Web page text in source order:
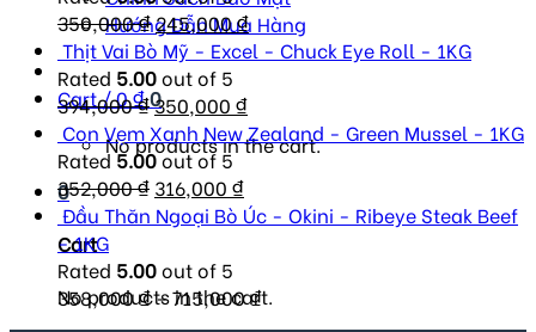
Hướng Dẫn Mua Hàng
Cart /0₫0
No products in the cart.
0
Cart
No products in the cart.
350,000₫Original
price
was:
350,000 ₫.
245,000₫Current
price
Thịt Vai Bò Mỹ - Excel - Chuck Eye Roll - 1KG
Rated 5.00out of 5
394,000₫Original
price
was:
394,000 ₫.
350,000 ₫Current
price
is:
Con Vẹm Xanh New Zealand - Green Mussel - 1KG
Rated5.00out of 5
352,000₫ Original
price
352,000 ₫.
316,000 ₫Current
price
Đầu Thăn Ngoại Bò Úc - Okini - Ribeye Steak Beef
- 1KG
Rated 5.00out of 5
358,000₫–715,000₫